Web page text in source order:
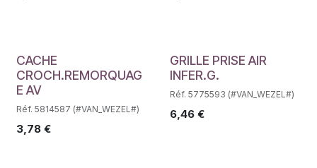
Déstockage
CACHE
CROCH.REMORQUAG
E AV
Réf. 5814587 (#VAN_WEZEL#)
3,78 €
Déstockage
GRILLE PRISE AIR
INFER.G.
Réf. 5775593 (#VAN_WEZEL#)
6,46€